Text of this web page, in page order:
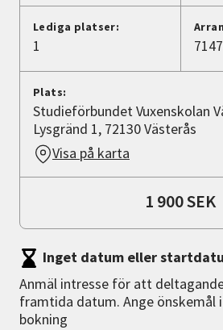
Lediga platser:
1
Plats:
Studieförbundet Vuxenskolan
Lysgränd 1, 72130 Västerås
Visa på karta
1 900 SEK
Inget datum eller
Anmäl intresse för att
framtida datum. Ange önskemål
bokning